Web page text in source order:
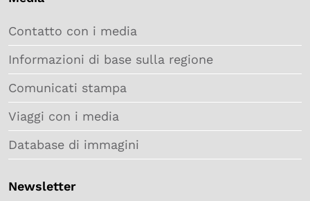
Contatto con i media
Informazioni di base sulla regione
Comunicati stampa
Viaggi con i media
Database di immagini
Newsletter